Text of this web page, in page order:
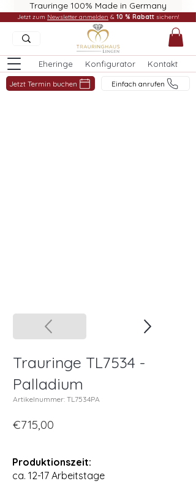
Trauringe 100% Made in Germany
Eheringe Konfigurator Kontakt
Jetzt Termin buchen Einfach anrufen
Jetzt zum Newsletter anmelden & 10 % Rabatt sichern!
Trauringe TL7534 -
Palladium
Artikelnummer: TL7534PA
€715,00
Produktionszeit:
ca. 12-17 Arbeitstage